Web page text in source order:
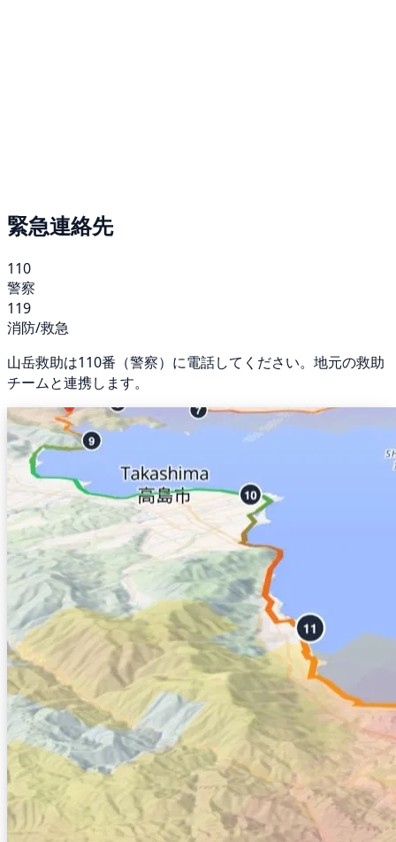
緊急連絡先
110
警察
119
消防/救急
山岳救助は110番（警察）に電話してください。地元の救助
チームと連携します。